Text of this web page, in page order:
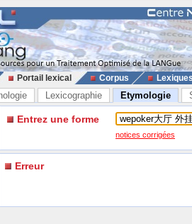
Portail lexical Corpus
Lexicographie Etymologie
Entrez une forme
notices corrigées
Erreur